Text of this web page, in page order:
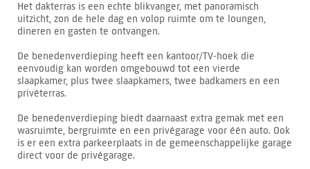
Het dakterras is een echte blikvanger, met panoramisch
uitzicht, zon de hele dag en volop ruimte om te loungen,
dineren en gasten te ontvangen.
De benedenverdieping heeft een kantoor/TV-hoek die
eenvoudig kan worden omgebouwd tot een vierde
slaapkamer, plus twee slaapkamers, twee badkamers en een
privéterras.
De benedenverdieping biedt daarnaast extra gemak met een
wasruimte, bergruimte en een privégarage voor één auto. Ook
is er een extra parkeerplaats in de gemeenschappelijke garage
direct voor de privégarage.